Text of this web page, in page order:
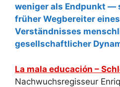
weniger als Endpunkt —
früher Wegbereiter
Verständnisses
gesellschaftlicher
La mala educación –
Nachwuchsregisseur